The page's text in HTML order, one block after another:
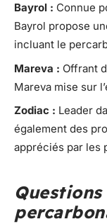
Bayrol : Connue
Bayrol propose
incluant le
Mareva : Offrant
Mareva mise sur
Zodiac : Leader
également des
appréciés par les